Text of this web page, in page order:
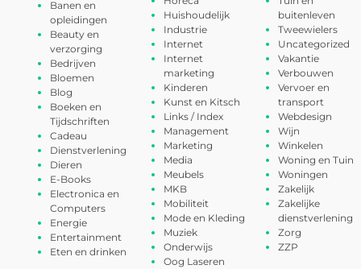
Banen en
opleidingen
Beauty en
verzorging
Bedrijven
Bloemen
Blog
Boeken en
Tijdschriften
Cadeau
Dienstverlening
Dieren
E-Books
Electronica en
Computers
Energie
Entertainment
Eten en drinken
Huishoudelijk
Industrie
Internet
Internet
marketing
Kinderen
Kunst en Kitsch
Links / Index
Management
Marketing
Media
Meubels
MKB
Mobiliteit
Mode en Kleding
Muziek
Onderwijs
Oog Laseren
buitenleven
Tweewielers
Uncategorized
Vakantie
Verbouwen
Vervoer en
transport
Webdesign
Wijn
Winkelen
Woning en Tuin
Woningen
Zakelijk
Zakelijke
dienstverlening
Zorg
ZZP